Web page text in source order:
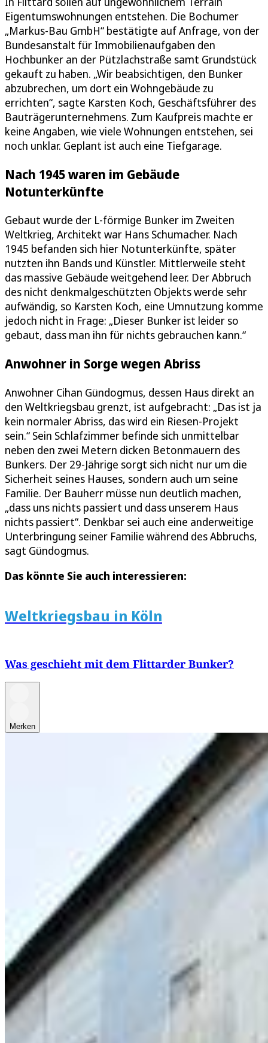
Eigentumswohnungen entstehen. Die Bochumer
„Markus-Bau GmbH“ bestätigte auf Anfrage, von der
Bundesanstalt für Immobilienaufgaben den
Hochbunker an der Pützlachstraße samt Grundstück
gekauft zu haben. „Wir beabsichtigen, den Bunker
abzubrechen, um dort ein Wohngebäude zu
errichten“, sagte Karsten Koch, Geschäftsführer des
Bauträgerunternehmens. Zum Kaufpreis machte er
keine Angaben, wie viele Wohnungen entstehen, sei
noch unklar. Geplant ist auch eine Tiefgarage.
Nach 1945 waren im Gebäude
Notunterkünfte
Gebaut wurde der L-förmige Bunker im Zweiten
Weltkrieg, Architekt war Hans Schumacher. Nach
1945 befanden sich hier Notunterkünfte, später
nutzten ihn Bands und Künstler. Mittlerweile steht
das massive Gebäude weitgehend leer. Der Abbruch
des nicht denkmalgeschützten Objekts werde sehr
aufwändig, so Karsten Koch, eine Umnutzung komme
jedoch nicht in Frage: „Dieser Bunker ist leider so
gebaut, dass man ihn für nichts gebrauchen kann.“
Anwohner in Sorge wegen Abriss
Anwohner Cihan Gündogmus, dessen Haus direkt an
den Weltkriegsbau grenzt, ist aufgebracht: „Das ist ja
kein normaler Abriss, das wird ein Riesen-Projekt
sein.“ Sein Schlafzimmer befinde sich unmittelbar
neben den zwei Metern dicken Betonmauern des
Bunkers. Der 29-Jährige sorgt sich nicht nur um die
Sicherheit seines Hauses, sondern auch um seine
Familie. Der Bauherr müsse nun deutlich machen,
„dass uns nichts passiert und dass unserem Haus
nichts passiert“. Denkbar sei auch eine anderweitige
Unterbringung seiner Familie während des Abbruchs,
sagt Gündogmus.
Das könnte Sie auch interessieren:
Weltkriegsbau in Köln
Was geschieht mit dem Flittarder Bunker?
Merken